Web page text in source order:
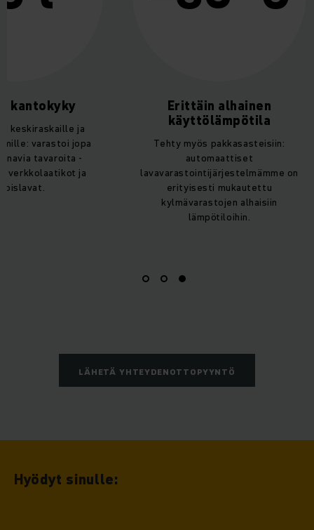
kantokyky
keskiraskaille ja
varastoi jopa
tavaroita -
verkkolaatikot ja
Erittäin alhainen
käyttölämpötila
Tehty myös pakkasasteisiin:
automaattiset
lavavarastointijärjestelmämme on
erityisesti mukautettu
kylmävarastojen alhaisiin
lämpötiloihin.
LÄHETÄ YHTEYDENOTTOPYYNTÖ
Hyödyt sinulle: